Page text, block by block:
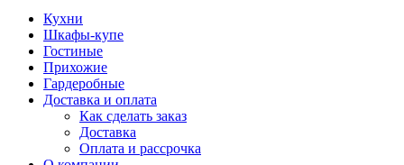
Кухни
Шкафы-купе
Гостиные
Прихожие
Гардеробные
Доставка и оплата
Как сделать заказ
Доставка
Оплата и рассрочка